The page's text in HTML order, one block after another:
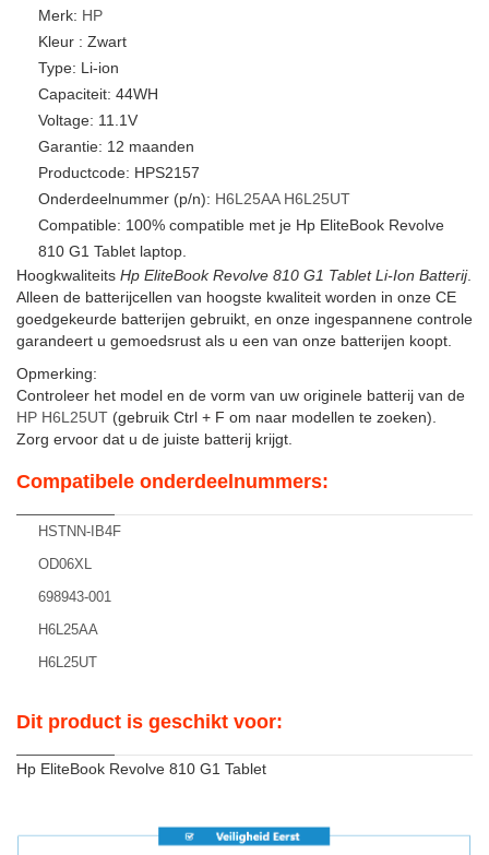
Merk: HP
Kleur : Zwart
Type: Li-ion
Capaciteit: 44WH
Voltage: 11.1V
Garantie: 12 maanden
Productcode: HPS2157
Onderdeelnummer (p/n): H6L25AA H6L25UT
Compatible: 100% compatible met je Hp EliteBook Revolve
810 G1 Tablet laptop.
Hoogkwaliteits Hp EliteBook Revolve 810 G1 Tablet Li-Ion Batterij.
Alleen de batterijcellen van hoogste kwaliteit worden in onze CE
goedgekeurde batterijen gebruikt, en onze ingespannene controle
garandeert u gemoedsrust als u een van onze batterijen koopt.
Opmerking:
Controleer het model en de vorm van uw originele batterij van de
HP H6L25UT (gebruik Ctrl + F om naar modellen te zoeken).
Zorg ervoor dat u de juiste batterij krijgt.
Compatibele onderdeelnummers:
HSTNN-IB4F
OD06XL
698943-001
H6L25AA
H6L25UT
Dit product is geschikt voor:
Hp EliteBook Revolve 810 G1 Tablet